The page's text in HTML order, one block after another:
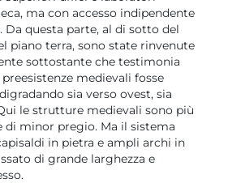
ma con accesso indipendente
Da questa parte, al di sotto del
piano terra, sono state rinvenute
sottostante che testimonia
medievali fosse
sia verso ovest, sia
le strutture medievali sono più
di minor pregio. Ma il sistema
in pietra e ampli archi in
di grande larghezza e